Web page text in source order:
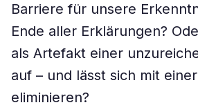
Barriere für unsere
Ende aller Erklärungen?
als Artefakt einer
auf – und lässt sich mit
eliminieren?